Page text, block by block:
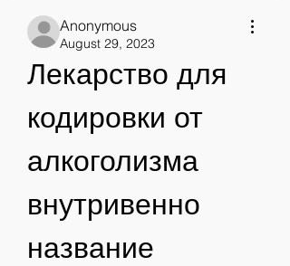
Anonymous
August 29, 2023
Лекарство для
кодировки от
алкоголизма
внутривенно
название